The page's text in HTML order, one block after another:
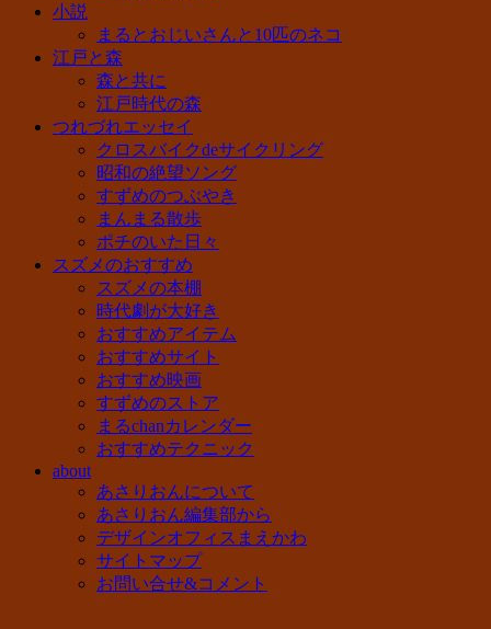
小説
まるとおじいさんと10匹のネコ
江戸と森
森と共に
江戸時代の森
つれづれエッセイ
クロスバイクdeサイクリング
昭和の絶望ソング
すずめのつぶやき
まんまる散歩
ポチのいた日々
スズメのおすすめ
スズメの本棚
時代劇が大好き
おすすめアイテム
おすすめサイト
おすすめ映画
すずめのストア
まるchanカレンダー
おすすめテクニック
about
あさりおんについて
あさりおん編集部から
デザインオフィスまえかわ
サイトマップ
お問い合せ&コメント